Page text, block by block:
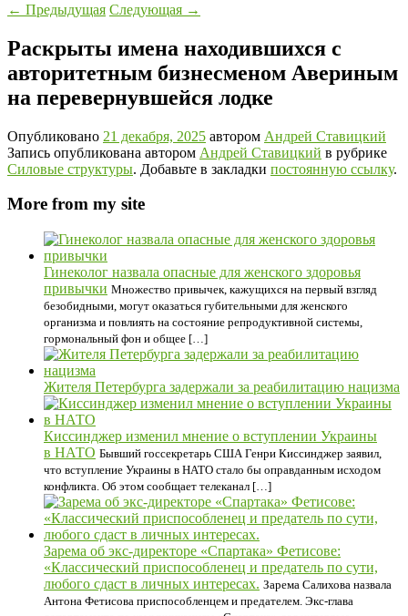
← Предыдущая Следующая →
Раскрыты имена находившихся с
авторитетным бизнесменом Авериным
на перевернувшейся лодке
Опубликовано 21 декабря, 2025 автором Андрей Ставицкий
Запись опубликована автором Андрей Ставицкий в рубрике
Силовые структуры. Добавьте в закладки постоянную ссылку.
More from my site
Гинеколог назвала опасные для женского здоровья
привычки Множество привычек, кажущихся на первый взгляд
безобидными, могут оказаться губительными для женского
организма и повлиять на состояние репродуктивной системы,
гормональный фон и общее […]
Жителя Петербурга задержали за реабилитацию нацизма
Киссинджер изменил мнение о вступлении Украины
в НАТО Бывший госсекретарь США Генри Киссинджер заявил,
что вступление Украины в НАТО стало бы оправданным исходом
конфликта. Об этом сообщает телеканал […]
Зарема об экс-директоре «Спартака» Фетисове:
«Классический приспособленец и предатель по сути,
любого сдаст в личных интересах. Зарема Салихова назвала
Антона Фетисова приспособленцем и предателем. Экс-глава